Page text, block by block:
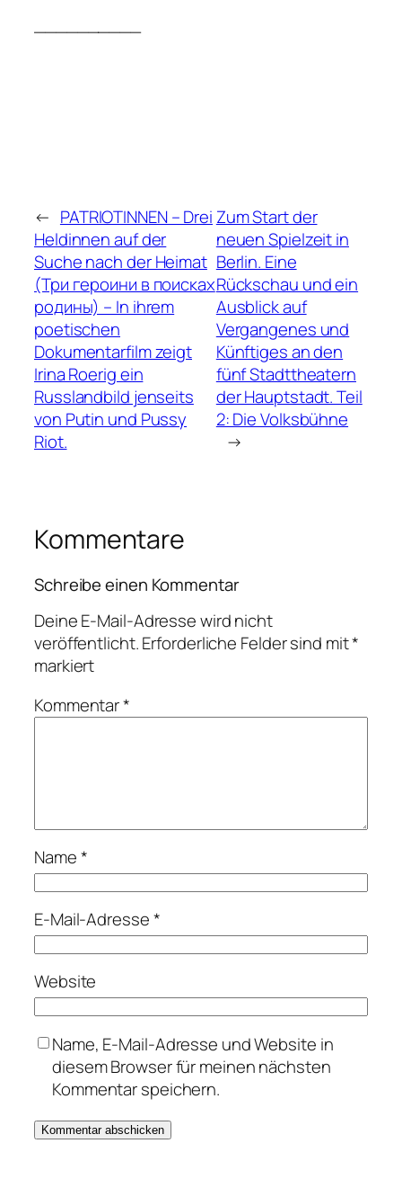
← PATRIOTINNEN – Drei
Heldinnen auf der
Suche nach der Heimat
(Три героини в поисках
родины) – In ihrem
poetischen
Dokumentarfilm zeigt
Irina Roerig ein
Russlandbild jenseits
von Putin und Pussy
Riot.
Zum Start der
neuen Spielzeit in
Berlin. Eine
Rückschau und ein
Ausblick auf
Vergangenes und
Künftiges an den
fünf Stadttheatern
der Hauptstadt. Teil
2: Die Volksbühne
→
Kommentare
Schreibe einen Kommentar
Deine E-Mail-Adresse wird nicht
veröffentlicht.Erforderliche Felder sind mit*
markiert
Kommentar*
Name*
E-Mail-Adresse*
Website
Name, E-Mail-Adresse und Website in
diesem Browser für meinen nächsten
Kommentar speichern.